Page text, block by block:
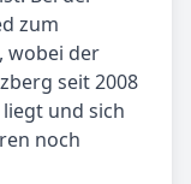
zum
wobei der
seit 2008
und sich
noch